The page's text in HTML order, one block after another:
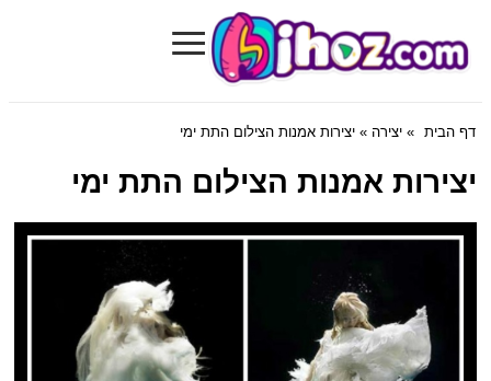
Bihoz.com
≡
דף הבית » יצירה » יצירות אמנות הצילום התת ימי
יצירות אמנות הצילום התת ימי